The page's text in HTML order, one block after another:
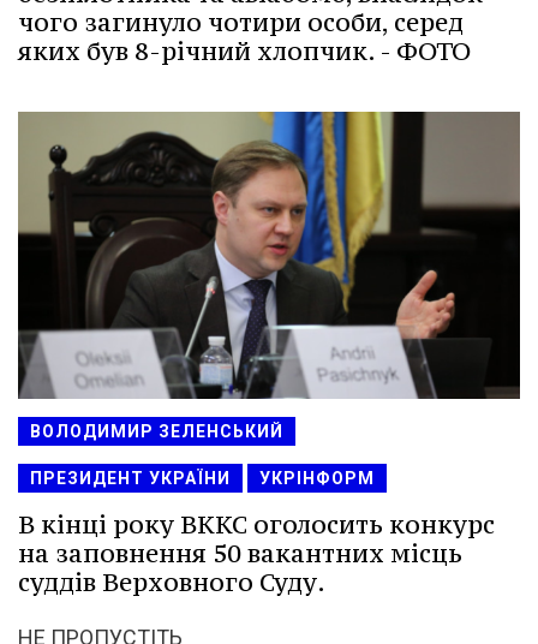
чого загинуло чотири особи, серед
яких був 8-річний хлопчик. - ФОТО
ВОЛОДИМИР ЗЕЛЕНСЬКИЙ
ПРЕЗИДЕНТ УКРАЇНИ УКРІНФОРМ
В кінці року ВККС оголосить конкурс
на заповнення 50 вакантних місць
суддів Верховного Суду.
НЕ ПРОПУСТІТЬ